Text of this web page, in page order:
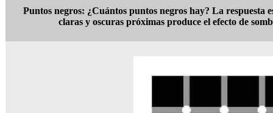
Puntos negros: ¿Cuántos puntos negros hay? La respuesta
claras y oscuras próximas produce el efecto de